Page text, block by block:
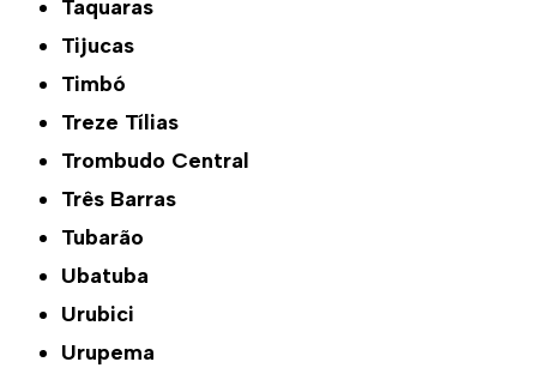
Taquaras
Tijucas
Timbó
Treze Tílias
Trombudo Central
Três Barras
Tubarão
Ubatuba
Urubici
Urupema